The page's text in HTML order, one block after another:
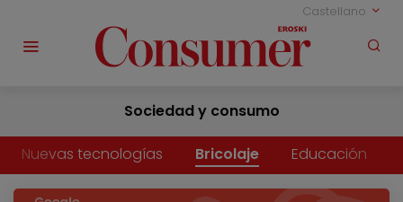
Castellano
Sociedad y consumo
Nuevas tecnologías Bricolaje Educación